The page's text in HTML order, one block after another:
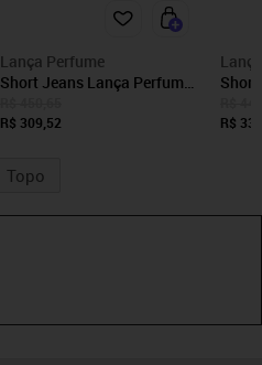
Lança Perfume
Short Jeans Lança Perfume
Feminino
R$ 309,52
Short
R$
Topo